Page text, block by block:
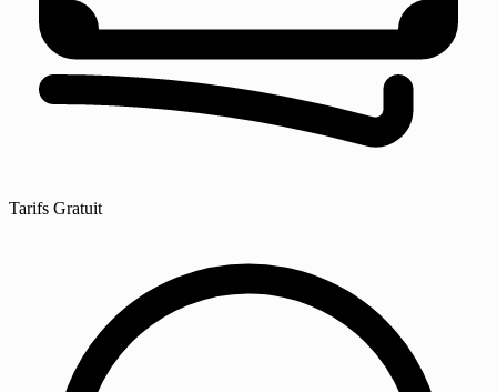
Tarifs Gratuit